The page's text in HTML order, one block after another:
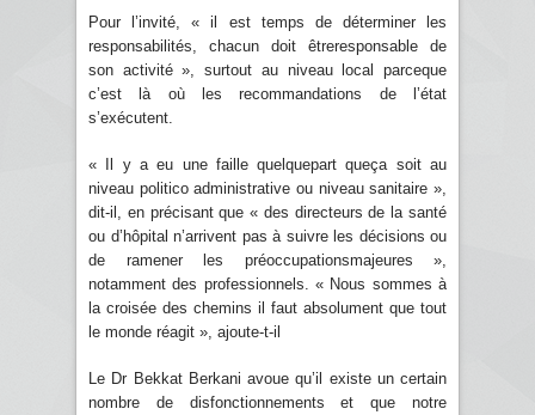
Pour l’invité, « il est temps de déterminer les
responsabilités, chacun doit êtreresponsable de
son activité », surtout au niveau local parceque
c’est là où les recommandations de l’état
s’exécutent.
« Il y a eu une faille quelquepart queça soit au
niveau politico administrative ou niveau sanitaire »,
dit-il, en précisant que « des directeurs de la santé
ou d’hôpital n’arrivent pas à suivre les décisions ou
de ramener les préoccupationsmajeures »,
notamment des professionnels. « Nous sommes à
la croisée des chemins il faut absolument que tout
le monde réagit », ajoute-t-il
Le Dr Bekkat Berkani avoue qu’il existe un certain
nombre de disfonctionnements et que notre